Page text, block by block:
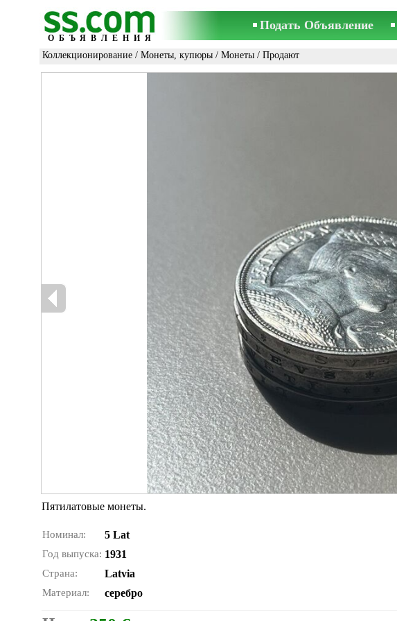
ОБЪЯВЛЕНИЯ
Подать Объявление
Коллекционирование / Монеты, купюры / Монеты / Продают
Пятилатовые монеты.
Номинал: 5 Lat
Год выпуска: 1931
Страна: Latvia
Материал: серебро